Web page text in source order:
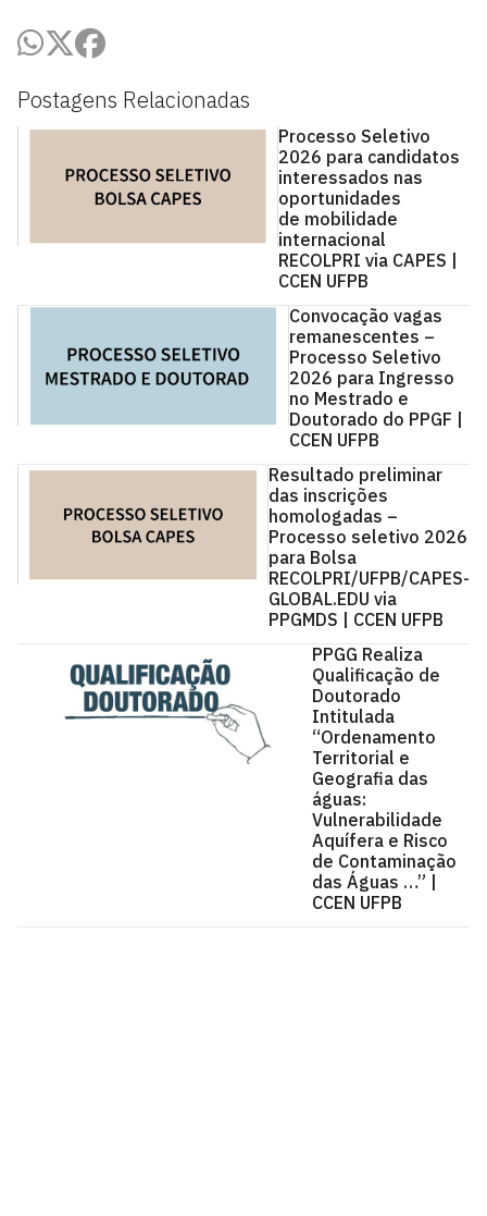
Postagens Relacionadas
Processo Seletivo
2026 para candidatos
interessados nas
oportunidades
de mobilidade
internacional
RECOLPRI via CAPES |
CCEN UFPB
Convocação vagas
remanescentes –
Processo Seletivo
2026 para Ingresso
no Mestrado e
Doutorado do PPGF |
CCEN UFPB
Resultado preliminar
das inscrições
homologadas –
Processo seletivo 2026
para Bolsa
RECOLPRI/UFPB/CAPES-
GLOBAL.EDU via
PPGMDS | CCEN UFPB
PPGG Realiza
Qualificação de
Doutorado
Intitulada
“Ordenamento
Territorial e
Geografia das
águas:
Vulnerabilidade
Aquífera e Risco
de Contaminação
das Águas …” |
CCEN UFPB